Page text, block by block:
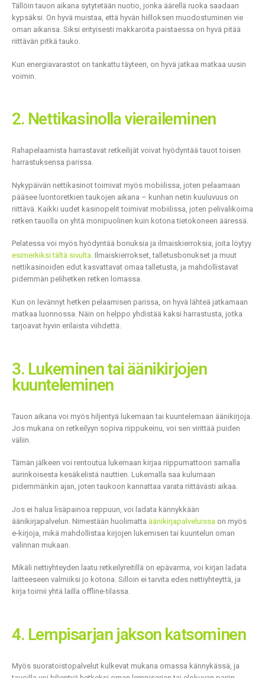
Tällöin tauon aikana sytytetään nuotio, jonka äärellä ruoka saadaan
kypsäksi. On hyvä muistaa, että hyvän hiilloksen muodostuminen vie
oman aikansa. Siksi erityisesti makkaroita paistaessa on hyvä pitää
riittävän pitkä tauko.
Kun energiavarastot on tankattu täyteen, on hyvä jatkaa matkaa uusin
voimin.
2. Nettikasinolla vieraileminen
Rahapelaamista harrastavat retkeilijät voivat hyödyntää tauot toisen
harrastuksensa parissa.
Nykypäivän nettikasinot toimivat myös mobiilissa, joten pelaamaan
pääsee luontoretkien taukojen aikana – kunhan netin kuuluvuus on
riittävä. Kaikki uudet kasinopelit toimivat mobiilissa, joten pelivalikoima
retken tauolla on yhtä monipuolinen kuin kotona tietokoneen ääressä.
Pelatessa voi myös hyödyntää bonuksia ja ilmaiskierroksia, joita löytyy
esimerkiksi tältä sivulta. Ilmaiskierrokset, talletusbonukset ja muut
nettikasinoiden edut kasvattavat omaa talletusta, ja mahdollistavat
pidemmän pelihetken retken lomassa.
Kun on levännyt hetken pelaamisen parissa, on hyvä lähteä jatkamaan
matkaa luonnossa. Näin on helppo yhdistää kaksi harrastusta, jotka
tarjoavat hyvin erilaista viihdettä.
3. Lukeminen tai äänikirjojen
kuunteleminen
Tauon aikana voi myös hiljentyä lukemaan tai kuuntelemaan äänikirjoja.
Jos mukana on retkeilyyn sopiva riippukeinu, voi sen virittää puiden
väliin.
Tämän jälkeen voi rentoutua lukemaan kirjaa riippumattoon samalla
aurinkoisesta kesäkelistä nauttien. Lukemalla saa kulumaan
pidemmänkin ajan, joten taukoon kannattaa varata riittävästi aikaa.
Jos ei halua lisäpainoa reppuun, voi ladata kännykkään
äänikirjapalvelun. Nimestään huolimatta äänikirjapalveluissa on myös
e-kirjoja, mikä mahdollistaa kirjojen lukemisen tai kuuntelun oman
valinnan mukaan.
Mikäli nettiyhteyden laatu retkeilyreitillä on epävarma, voi kirjan ladata
laitteeseen valmiiksi jo kotona. Silloin ei tarvita edes nettiyhteyttä, ja
kirja toimii yhtä lailla offline-tilassa.
4. Lempisarjan jakson katsominen
Myös suoratoistopalvelut kulkevat mukana omassa kännykässä, ja